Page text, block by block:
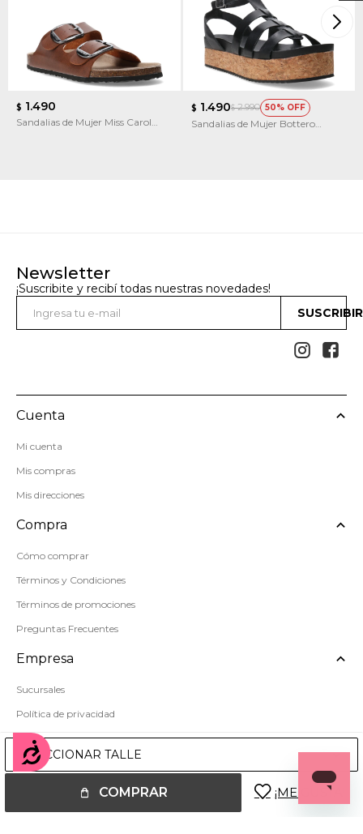
Accesibilidad
SELECCIONAR TALLE
COMPRAR
$ 1.490
Sandalias de Mujer Miss Carol
$ 1.490$ 2.990 50
Sandalias de Mujer Bottero
Newsletter
¡Suscribite y recibí todas nuestras novedades!
 
Cuenta
Mi cuenta
Mis compras
Mis direcciones
Compra
Cómo comprar
Términos y Condiciones
Términos de promociones
Preguntas Frecuentes
Empresa
Sucursales
Política de privacidad
Mapa del sitio